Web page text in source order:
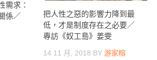
需求：
係／
把人性之惡的影響力降到最
低，才是制度存在之必要／
專訪《奴工島》姜雯
14 11 月, 2018 BY 游家榕